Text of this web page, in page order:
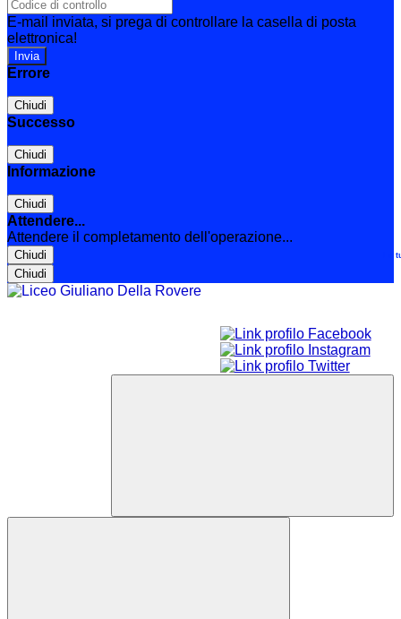
E-mail inviata, si prega di controllare la casella di posta
elettronica!
Errore
Chiudi
Successo
Chiudi
Informazione
Chiudi
Attendere...
Attendere il completamento dell'operazione...
Chiudi
Chiudi
Le